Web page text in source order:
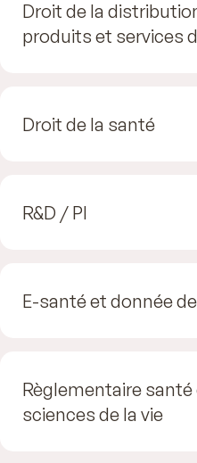
Droit de la
produits et services
Droit de la santé
R&D / PI
E-santé et donnée
Règlementaire santé
sciences de la vie